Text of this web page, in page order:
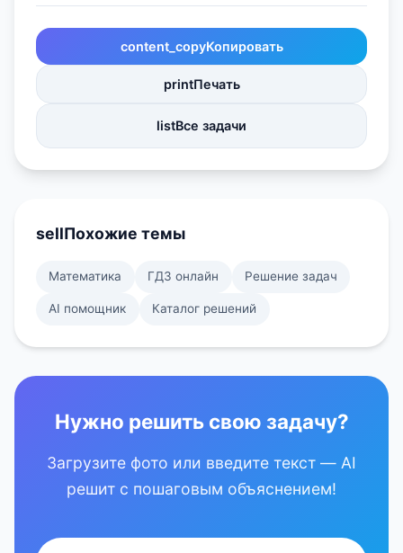
content_copyКопировать
printПечать
listВсе задачи
sellПохожие темы
Математика ГДЗ онлайн Решение задач
AI помощник Каталог решений
Нужно решить свою задачу?
Загрузите фото или введите текст — AI
решит с пошаговым объяснением!